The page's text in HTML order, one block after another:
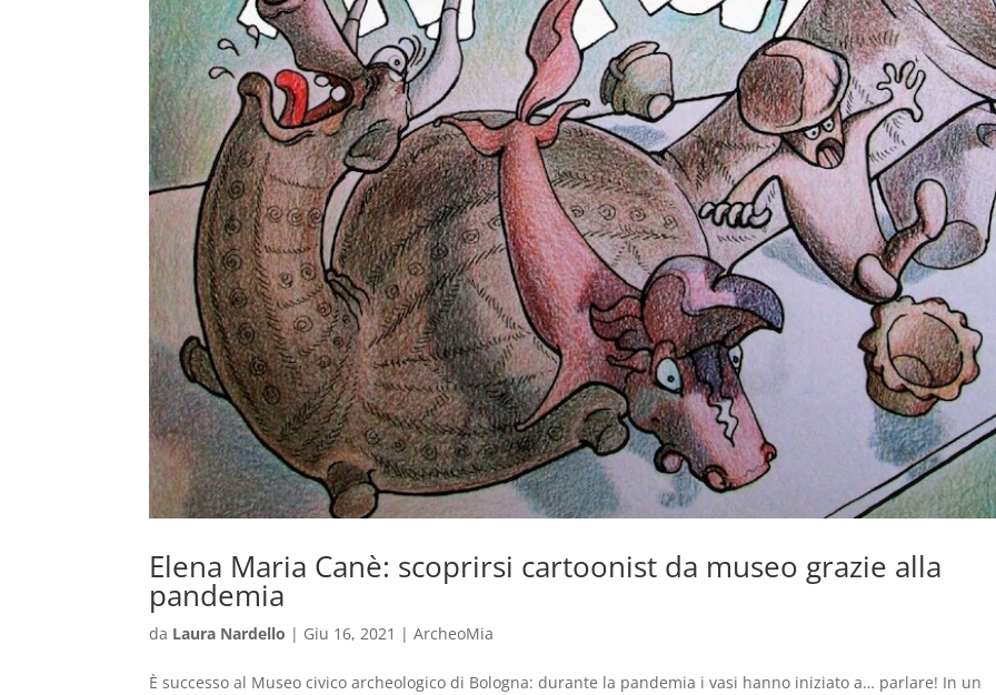
Elena Maria Canè: scoprirsi cartoonist da museo grazie alla
pandemia
da Laura Nardello | Giu 16, 2021 |ArcheoMia
È successo al Museo civico archeologico di Bologna: durante la pandemia i vasi hanno iniziato a… parlare! In un